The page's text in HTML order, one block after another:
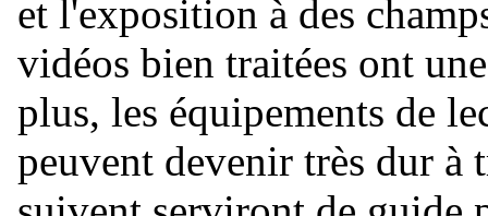
et l'exposition à des
vidéos bien traitées ont
plus, les équipements de
peuvent devenir très dur à